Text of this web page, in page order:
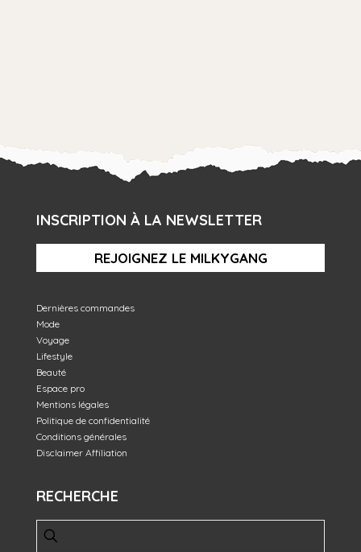
INSCRIPTION À LA NEWSLETTER
REJOIGNEZ LE MILKYGANG
Dernières commandes
Mode
Voyage
Lifestyle
Beauté
Espace pro
Mentions légales
Politique de confidentialité
Conditions générales
Disclaimer Affiliation
RECHERCHE